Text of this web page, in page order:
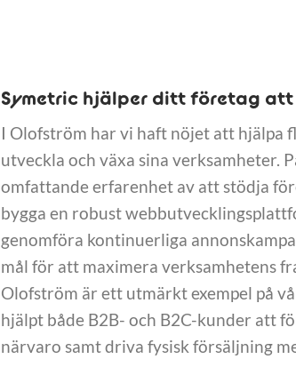
Symetric hjälper ditt företag att
I Olofström har vi haft nöjet att hjälpa
utveckla och växa sina verksamheter.
omfattande erfarenhet av att stödja
bygga en robust
genomföra kontinuerliga
mål för att maximera verksamhetens
Olofström är ett utmärkt exempel på
hjälpt både B2B- och B2C-kunder att
närvaro samt driva fysisk försäljning